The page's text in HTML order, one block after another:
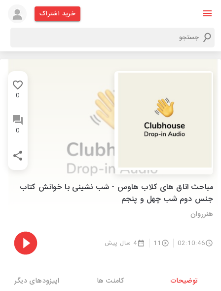
خرید اشتراک
0
0
مباحث اتاق های کلاب هاوس - شب نشینی با خوانش کتاب
جنس دوم شب چهل و پنجم
هنرروان
02:10:46
11 4 سال پیش
توضیحات کامنت ها اپیزودهای دیگر